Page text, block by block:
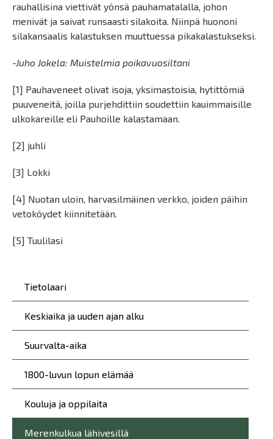
Päävalikko
Tietolaari
Keskiaika ja uuden ajan alku
Suurvalta-aika
1800-luvun lopun elämää
Kouluja ja oppilaita
Merenkulkua lähivesillä
rauhallisina viettivät yönsä pauhamatalalla, johon
menivät ja saivat runsaasti silakoita. Niinpä huononi
silakansaalis kalastuksen muuttuessa pikakalastukseksi.
-Juho Jokela: Muistelmia poikavuosiltani
[1] Pauhaveneet olivat isoja, yksimastoisia, hytittömiä
puuveneitä, joilla purjehdittiin soudettiin kauimmaisille
ulkokareille eli Pauhoille kalastamaan.
[2] juhli
[3] Lokki
[4] Nuotan uloin, harvasilmäinen verkko, joiden päihin
vetoköydet kiinnitetään.
[5] Tuulilasi